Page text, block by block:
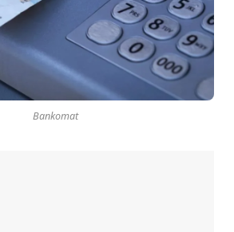
Bankomat